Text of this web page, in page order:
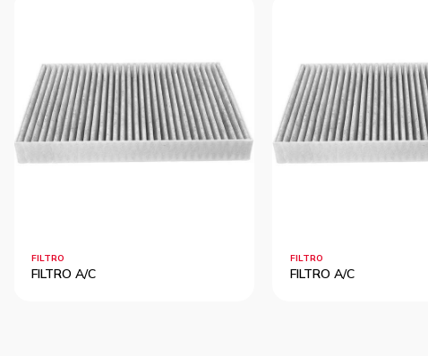
FILTRO
FILTRO A/C
FILTRO
FILTRO A/C